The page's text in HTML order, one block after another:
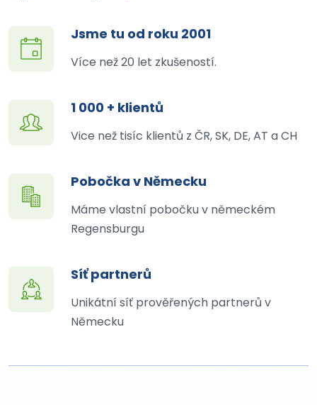
Jsme tu od roku 2001
Více než 20 let zkušeností.
1 000 + klientů
Vice než tisíc klientů z ČR, SK, DE, AT a CH
Pobočka v Německu
Máme vlastní pobočku v německém
Regensburgu
Síť partnerů
Unikátní síť prověřených partnerů v
Německu